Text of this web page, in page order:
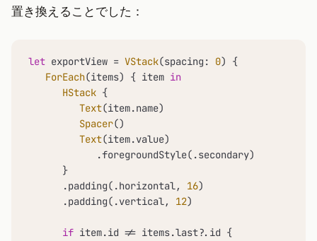
置き換えることでした：
let exportView = VStack(spacing: 0) {
ForEach(items) { item in
HStack {
Text(item.name)
Spacer()
Text(item.value)
            .foregroundStyle(.secondary)
      }
      .padding(.horizontal,
16)
      .padding(.vertical,
12)
if item.id != items.last?.id {